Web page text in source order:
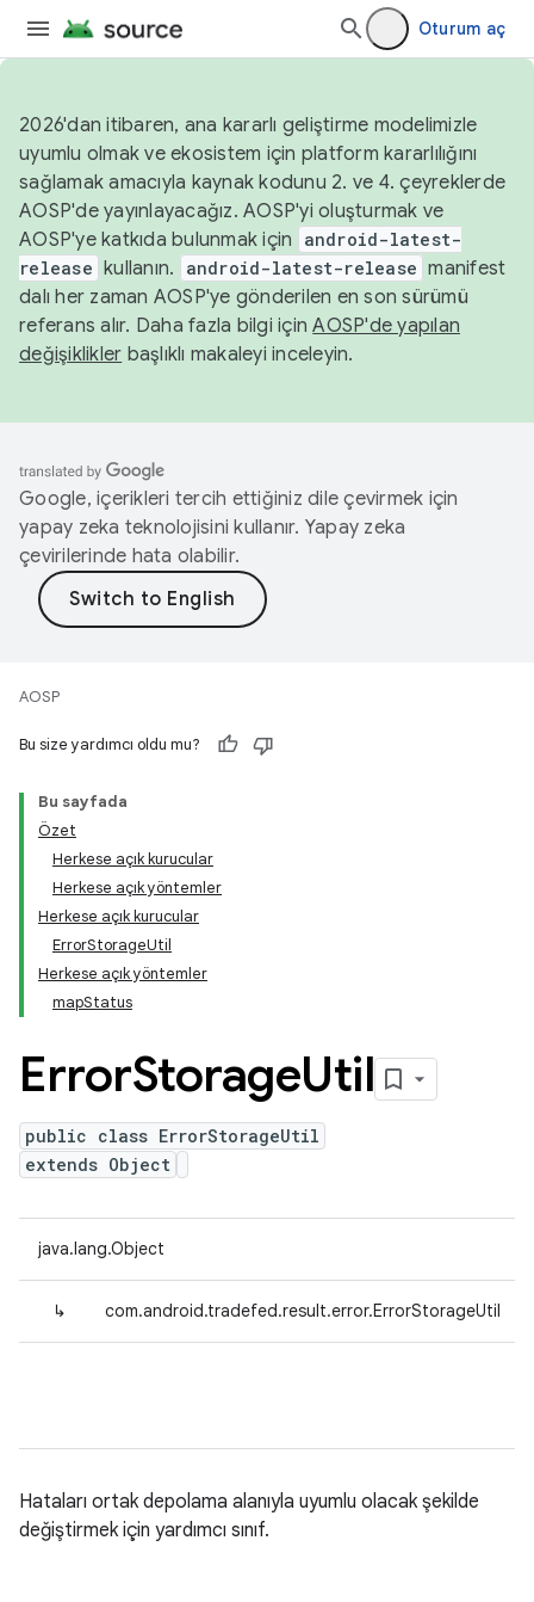
Oturum aç
2026'dan itibaren, ana kararlı geliştirme modelimizle
uyumlu olmak ve ekosistem için platform kararlılığını
sağlamak amacıyla kaynak kodunu 2. ve 4. çeyreklerde
AOSP'de yayınlayacağız. AOSP'yi oluşturmak ve
AOSP'ye katkıda bulunmak için
android-latest-
release kullanın. android-latest-release manifest
dalı her zaman AOSP'ye gönderilen en son sürümü
referans alır. Daha fazla bilgi içinAOSP'de yapılan
değişiklikler başlıklı makaleyi inceleyin.
Google, içerikleri tercih ettiğiniz dile çevirmek için
yapay zeka teknolojisini kullanır. Yapay zeka
çevirilerinde hata olabilir.
AOSP
Bu size yardımcı oldu mu?
Bu sayfada
Özet
Herkese açık kurucular
Herkese açık yöntemler
Herkese açık kurucular
ErrorStorageUtil
Herkese açık yöntemler
mapStatus
ErrorStorageUtil
public class ErrorStorageUtil
extends Object
java.lang.Object
↳ com.android.tradefed.result.error.ErrorStorageUtil
Hataları ortak depolama alanıyla uyumlu olacak şekilde
değiştirmek için yardımcı sınıf.